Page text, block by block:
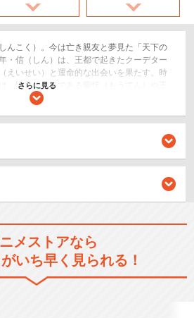
んこく）。今は亡き親友と夢見た「天下の
・信（しん）は、王都で起きたクーデター
えいせい）と運命的な出会いを果たす。時
、同世代の将である蒙恬（もうてん）や王
しながら武功を重ねて着実に出世を果た
も、その類稀なる才覚によって、弟・成蟜
していた者たちをも味方につけ確実に宮廷
そんな中起きた函谷関（かんこくかん）攻
天才軍師・李牧（りぼく）と楚国（そこ
に攻め込まれた秦国は、亡国の危機に国家
を打ち破る。この戦いで嬴政は、自らの才
向け自らが「第31代秦王」であることを
ことを誓う。だが、中華全土を巻き込んだ
、合従軍に参加した国々にも大きな爪痕を
じた内乱を目論む者が現れる。さらには呂
の最終段階へと動き出す。国家存亡の危機
波乱の兆しが見え始めていた――。
さらに見る
メストアなら
いち早く見られる！